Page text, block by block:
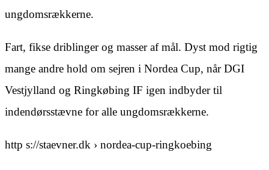
ungdomsrækkerne.
Fart, fikse driblinger og masser af mål. Dyst mod rigtig
mange andre hold om sejren i Nordea Cup, når DGI
Vestjylland og Ringkøbing IF igen indbyder til
indendørsstævne for alle ungdomsrækkerne.
http s://staevner.dk › nordea-cup-ringkoebing